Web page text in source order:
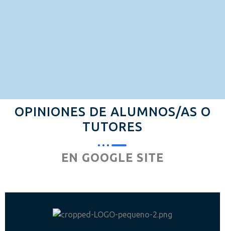
OPINIONES DE ALUMNOS/AS O
TUTORES
EN GOOGLE SITE